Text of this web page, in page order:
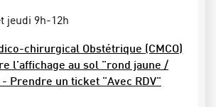
jeudi 9h-12h
chirurgical Obstétrique (CMCO)
l’affichage au sol "rond jaune /
Prendre un ticket "Avec RDV"